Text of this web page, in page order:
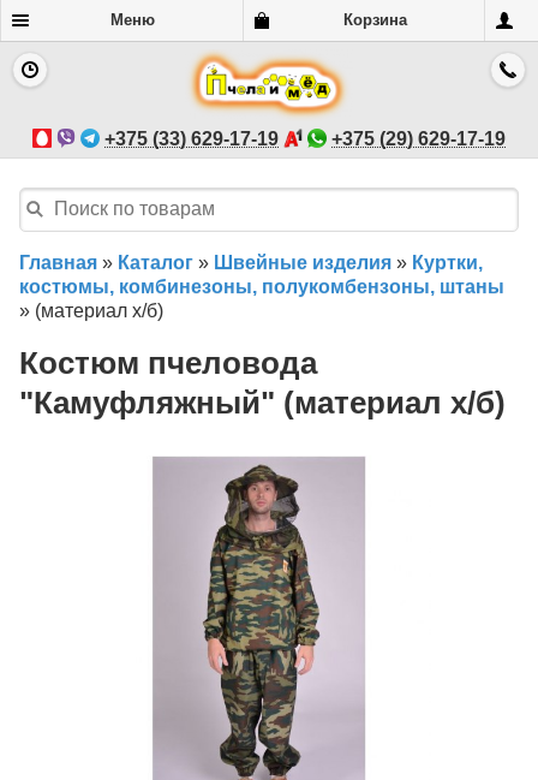
Меню Корзина
+375 (33) 629-17-19 +375 (29) 629-17-19
Главная » Каталог » Швейные изделия » Куртки,
костюмы, комбинезоны, полукомбензоны, штаны
» (материал х/б)
Костюм пчеловода
"Камуфляжный" (материал х/б)